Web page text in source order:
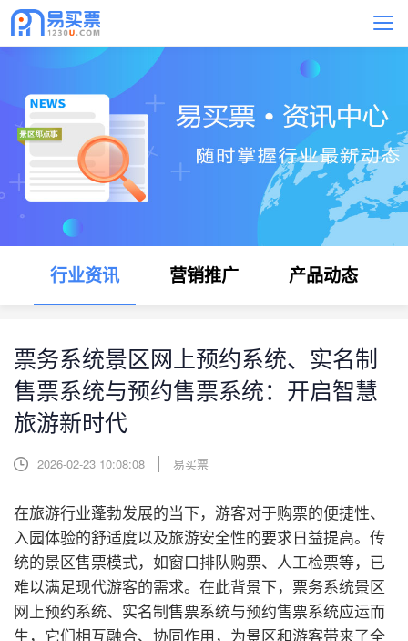
行业资讯 营销推广 产品动态
票务系统景区网上预约系统、实名制
售票系统与预约售票系统：开启智慧
旅游新时代
2026-02-23 10:08:08 易买票
在旅游行业蓬勃发展的当下，游客对于购票的便捷性、
入园体验的舒适度以及旅游安全性的要求日益提高。传
统的景区售票模式，如窗口排队购票、人工检票等，已
难以满足现代游客的需求。在此背景下，票务系统景区
网上预约系统、实名制售票系统与预约售票系统应运而
生，它们相互融合、协同作用，为景区和游客带来了全